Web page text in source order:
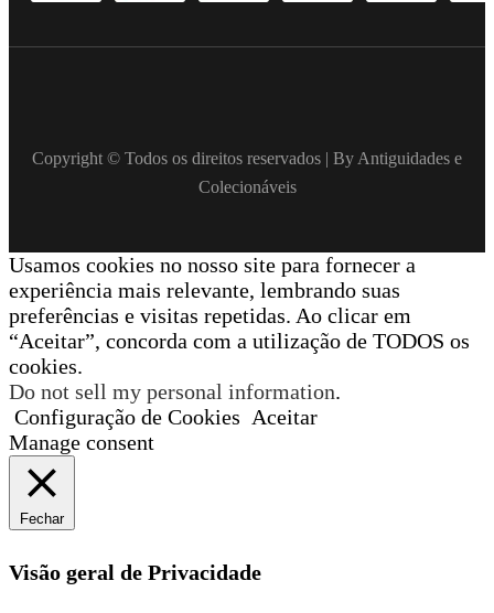
Copyright © Todos os direitos reservados | By Antiguidades e
Colecionáveis
Usamos cookies no nosso site para fornecer a
experiência mais relevante, lembrando suas
preferências e visitas repetidas. Ao clicar em
“Aceitar”, concorda com a utilização de TODOS os
cookies.
Do not sell my personal information.
Configuração de Cookies Aceitar
Manage consent
Fechar
Visão geral de Privacidade